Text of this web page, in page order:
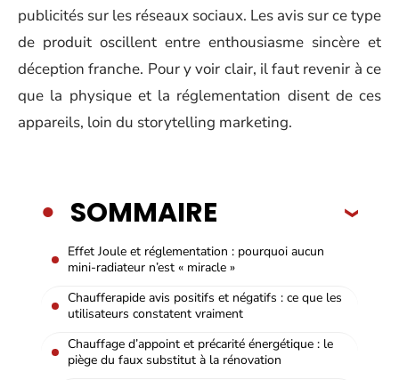
publicités sur les réseaux sociaux. Les avis sur ce type
de produit oscillent entre enthousiasme sincère et
déception franche. Pour y voir clair, il faut revenir à ce
que la physique et la réglementation disent de ces
appareils, loin du storytelling marketing.
SOMMAIRE
Effet Joule et réglementation : pourquoi aucun
mini-radiateur n’est « miracle »
Chaufferapide avis positifs et négatifs : ce que les
utilisateurs constatent vraiment
Chauffage d’appoint et précarité énergétique : le
piège du faux substitut à la rénovation